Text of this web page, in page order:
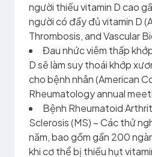
người thiếu vitamin D cao
người có đầy đủ vitamin D
Thrombosis, and Vascular
Đau nhức viêm thấp
D sẽ làm suy thoái khớp
cho bệnh nhân (American
Rheumatology annual
Bệnh Rheumatoid
Sclerosis (MS) – Các thử
năm, bao gồm gần 200
khi cơ thể bị thiếu hụt